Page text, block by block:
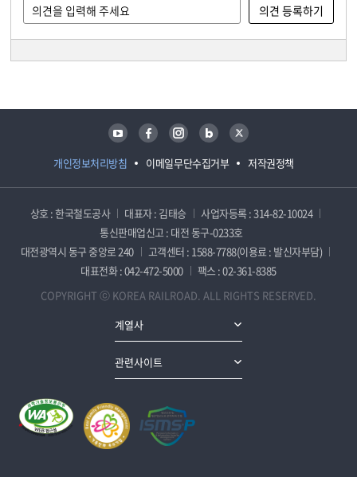
개인정보처리방침 이메일무단수집거부 저작권정책
유튜브 페이스북 인스타그램 블로그 트위터
상호 : 한국철도공사 대표자 : 김태승
사업자등록 : 314-82-10024
통신판매업신고 : 대전 동구-0233호
대전광역시 동구 중앙로 240
고객센터 : 1588-7788(이용료 : 발신자부담)
대표전화 : 042-472-5000
팩스 : 02-361-8385
COPYRIGHT ⓒ KOREA RAILROAD. ALL RIGHTS RESERVED.
계열사
관련사이트